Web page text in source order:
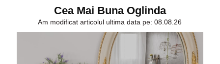
Cea Mai Buna Oglinda
Am modificat articolul ultima data pe: 08.08.26